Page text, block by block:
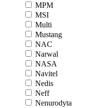
MPM
MSI
Multi
Mustang
NAC
Narwal
NASA
Navitel
Nedis
Neff
Nenurodyta